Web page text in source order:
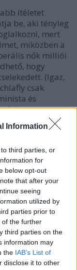
Information
third parties, or
for
below opt-out
that after your
seeing
utilized by
parties prior to
of the further
third parties on the
information may
the IAB’s List of
disclose it to other
ítéletet
be, aki tényleg
mert
miközben a
nők milliói
hogy
(Igaz,
csak
és
fokozatosan
két
van: az első
végi-20. század
a második a
Friedan
Feminine
“név nélküli
tett